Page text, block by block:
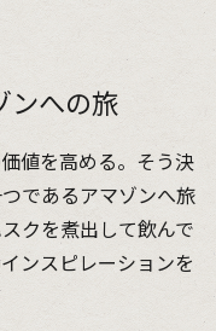
ンへの旅
値を高める。そう決
であるアマゾンへ旅
クを煮出して飲んで
ンスピレーションを